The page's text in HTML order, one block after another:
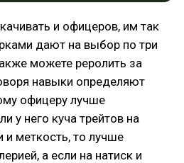
и офицеров, им так
дают на выбор по три
можете реролить за
навыки определяют
офицеру лучше
у него куча трейтов на
и меткость, то лучше
а если на натиск и